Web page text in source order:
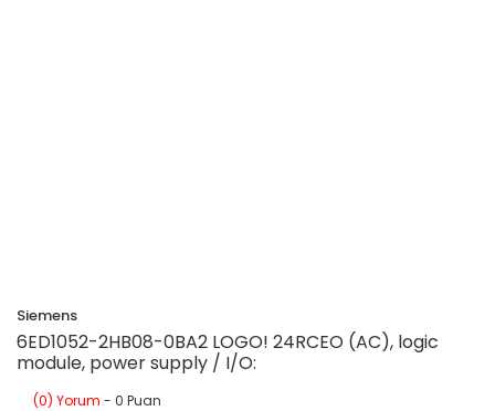
Siemens
6ED1052-2HB08-0BA2 LOGO! 24RCEO (AC), logic
module, power supply / I/O:
(0) Yorum - 0 Puan